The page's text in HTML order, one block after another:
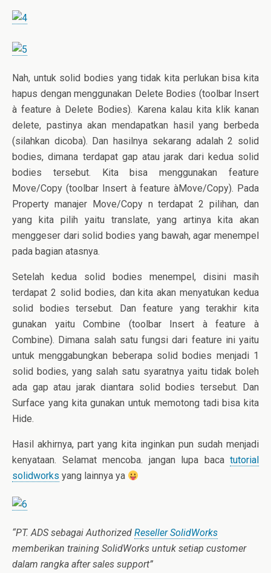
Nah, untuk solid bodies yang tidak kita perlukan bisa kita
hapus dengan menggunakan Delete Bodies (toolbar Insert
à feature à Delete Bodies). Karena kalau kita klik kanan
delete, pastinya akan mendapatkan hasil yang berbeda
(silahkan dicoba). Dan hasilnya sekarang adalah 2 solid
bodies, dimana terdapat gap atau jarak dari kedua solid
bodies tersebut. Kita bisa menggunakan feature
Move/Copy (toolbar Insert à feature àMove/Copy). Pada
Property manajer Move/Copy n terdapat 2 pilihan, dan
yang kita pilih yaitu translate, yang artinya kita akan
menggeser dari solid bodies yang bawah, agar menempel
pada bagian atasnya.
Setelah kedua solid bodies menempel, disini masih
terdapat 2 solid bodies, dan kita akan menyatukan kedua
solid bodies tersebut. Dan feature yang terakhir kita
gunakan yaitu Combine (toolbar Insert à feature à
Combine). Dimana salah satu fungsi dari feature ini yaitu
untuk menggabungkan beberapa solid bodies menjadi 1
solid bodies, yang salah satu syaratnya yaitu tidak boleh
ada gap atau jarak diantara solid bodies tersebut. Dan
Surface yang kita gunakan untuk memotong tadi bisa kita
Hide.
Hasil akhirnya, part yang kita inginkan pun sudah menjadi
kenyataan. Selamat mencoba. jangan lupa baca tutorial
solidworks yang lainnya ya
“PT. ADS sebagai Authorized Reseller SolidWorks
memberikan training SolidWorks untuk setiap customer
dalam rangka after sales support”